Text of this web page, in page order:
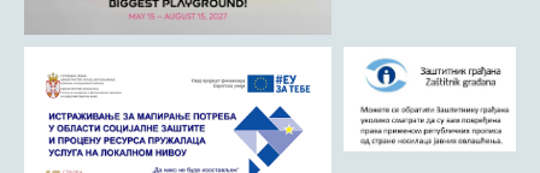
Црква брвнара у Доњој Оровици
Дрина
Врхпоље - Етно село
Бобија
КОНТАКТ